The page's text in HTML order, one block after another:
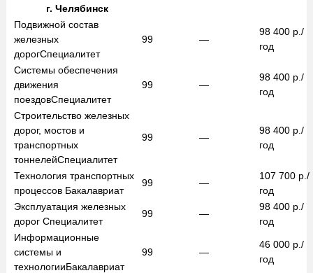
г. Челябинск
Подвижной состав
железных
дорогСпециалитет
99 —
98 400 р./
год
Системы обеспечения
движения
поездовСпециалитет
99 —
98 400 р./
год
Строительство железных
дорог, мостов и
транспортных
тоннелейСпециалитет
99 —
98 400 р./
год
Технология транспортных
процессов Бакалавриат
99 —
107 700 р./
год
Эксплуатация железных
дорог Специалитет
99 —
98 400 р./
год
Информационные
системы и
технологииБакалавриат
99 —
46 000 р./
год